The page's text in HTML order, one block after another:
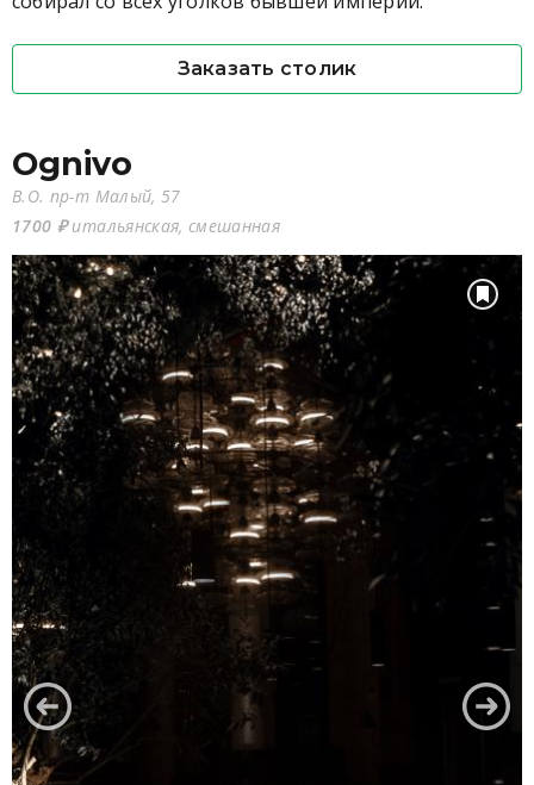
Заказать столик
Ognivo
В.О. пр-т Малый, 57
1700 ₽итальянская, смешанная